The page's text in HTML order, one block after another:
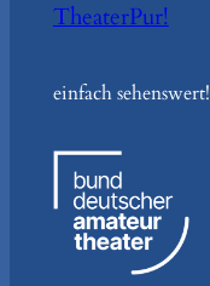
TheaterPur!
einfach sehenswert!